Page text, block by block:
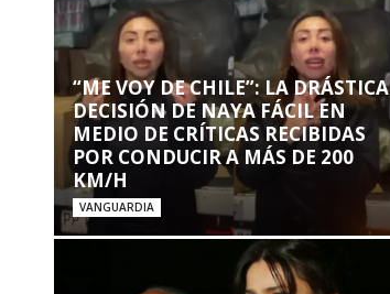
“ME VOY DE CHILE”: LA DRÁSTICA
DECISIÓN DE NAYA FÁCIL EN
MEDIO DE CRÍTICAS RECIBIDAS
POR CONDUCIR A MÁS DE 200
KM/H
VANGUARDIA